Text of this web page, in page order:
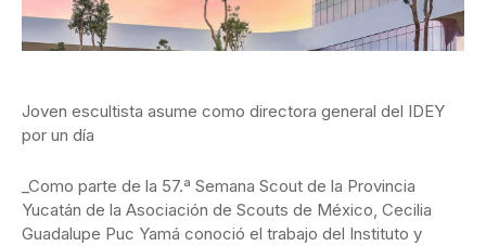
Joven escultista asume como directora general del IDEY
por un día
_Como parte de la 57.ª Semana Scout de la Provincia
Yucatán de la Asociación de Scouts de México, Cecilia
Guadalupe Puc Yamá conoció el trabajo del Instituto y